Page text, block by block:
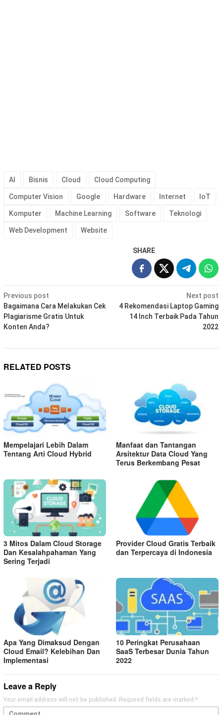
AI Bisnis Cloud Cloud Computing
Computer Vision Google Hardware Internet IoT
Komputer Machine Learning Software Teknologi
Web Development Website
SHARE
Post
navigation
Previous post
Bagaimana Cara Melakukan Cek
Plagiarisme Gratis Untuk
Konten Anda?
Next post
4 Rekomendasi Laptop Gaming
14 Inch Terbaik Pada Tahun
2022
RELATED POSTS
Mempelajari Lebih Dalam
Tentang Arti Cloud Hybrid
Manfaat dan Tantangan
Arsitektur Data Cloud Yang
Terus Berkembang Pesat
3 Mitos Dalam Cloud Storage
Dan Kesalahpahaman Yang
Sering Terjadi
Provider Cloud Gratis Terbaik
dan Terpercaya di Indonesia
Apa Yang Dimaksud Dengan
Cloud Email? Kelebihan Dan
Implementasi
10 Peringkat Perusahaan
SaaS Terbesar Dunia Tahun
2022
Leave a Reply
Your email address will not be published. Required fields are marked *